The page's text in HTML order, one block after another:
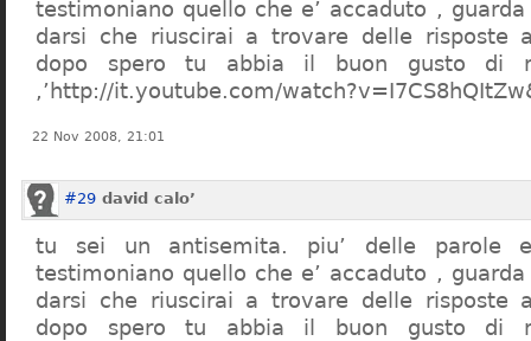
testimoniano quello che e’ accaduto , guarda
darsi che riuscirai a trovare delle risposte
dopo spero tu abbia il buon gusto di
,’http://it.youtube.com/
22 Nov 2008, 21:01
#29 david calo’
tu sei un antisemita. piu’ delle parole
testimoniano quello che e’ accaduto , guarda
darsi che riuscirai a trovare delle risposte
dopo spero tu abbia il buon gusto di